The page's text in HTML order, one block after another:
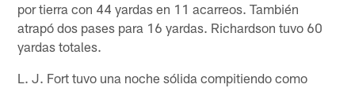
por tierra con 44 yardas en 11 acarreos. También
atrapó dos pases para 16 yardas. Richardson tuvo 60
yardas totales.
L. J. Fort tuvo una noche sólida compitiendo como